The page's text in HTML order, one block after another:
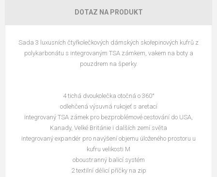
DOTAZ NA PRODUKT
Sada 3 luxusních čtyřkolečkových dámských skořepinových kufrů z
polykarbonátu s integrovaným TSA zámkem, vakem na boty a
pouzdrem na šperky.
4 tichá dvoukolečka otočná o 360°
odlehčená výsuvná rukojeť s aretací
integrovaný TSA zámek pro bezproblémové cestování do USA,
Kanady, Velké Británie i dalších zemí světa
integrovaný expandér pro navýšení objemu úloženého prostoru u
kufru velikosti M
oboustranný balicí systém
2 textilní dělicí příčky na zip